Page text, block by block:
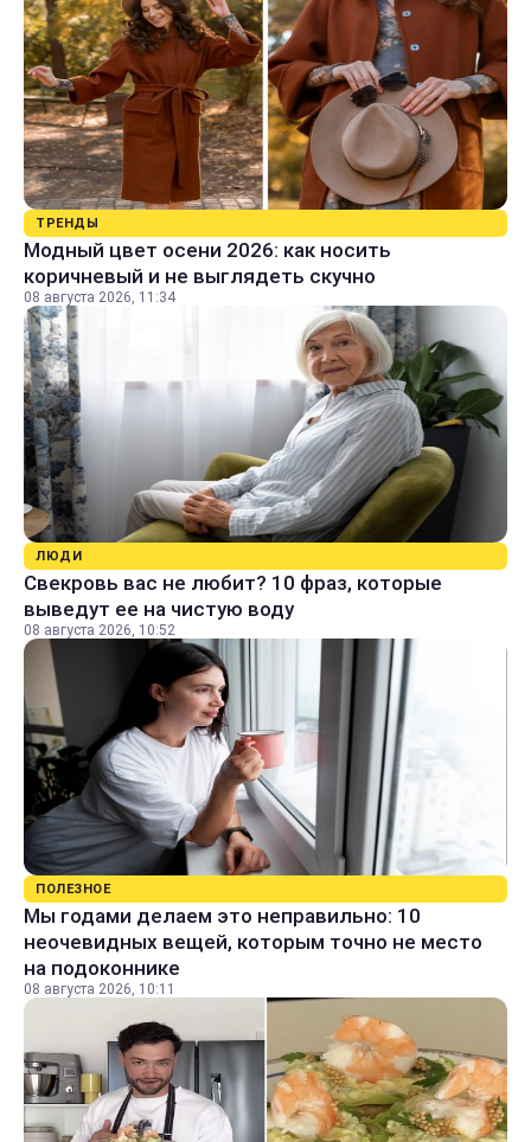
ТРЕНДЫ
Модный цвет осени 2026: как носить
коричневый и не выглядеть скучно
08 августа 2026, 11:34
ЛЮДИ
Свекровь вас не любит? 10 фраз, которые
выведут ее на чистую воду
08 августа 2026, 10:52
ПОЛЕЗНОЕ
Мы годами делаем это неправильно: 10
неочевидных вещей, которым точно не место
на подоконнике
08 августа 2026, 10:11